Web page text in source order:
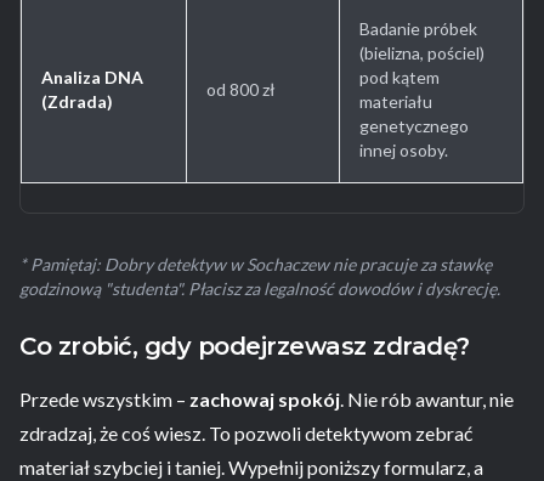
Analiza DNA
(Zdrada)
od 800 zł
Badanie próbek
(bielizna, pościel)
pod kątem
materiału
genetycznego
innej osoby.
* Pamiętaj: Dobry detektyw w Sochaczew nie pracuje za stawkę
godzinową "studenta". Płacisz za legalność dowodów i dyskrecję.
Co zrobić, gdy podejrzewasz zdradę?
Przede wszystkim – zachowaj spokój. Nie rób awantur, nie
zdradzaj, że coś wiesz. To pozwoli detektywom zebrać
materiał szybciej i taniej. Wypełnij poniższy formularz, a